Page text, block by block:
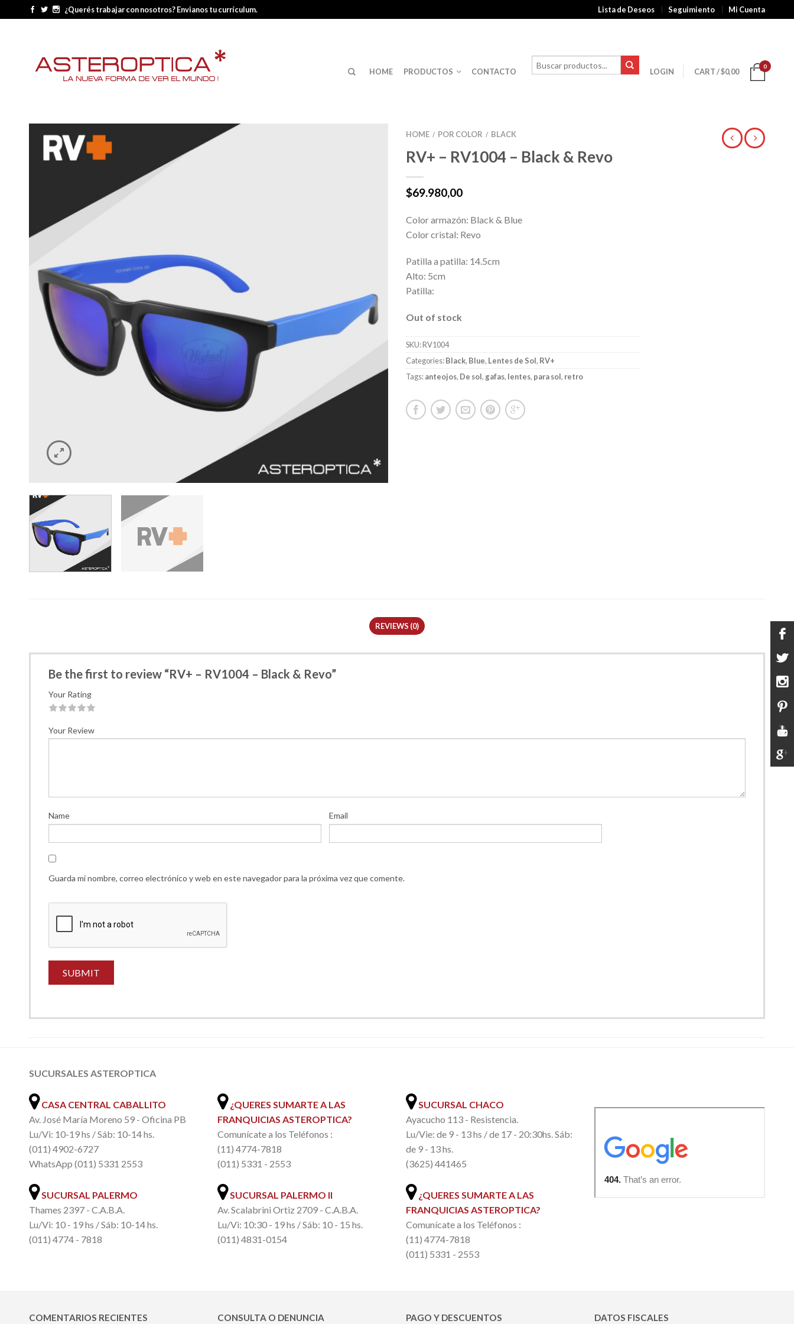
¿Querés trabajar con nosotros? Envianos tu currículum. Lista de Deseos Seguimiento Mi Cuenta
HOME PRODUCTOS CONTACTO LOGIN CART/$0,00
0
HOME / POR COLOR / BLACK
RV+ – RV1004 – Black & Revo
$69.980,00
Color armazón: Black & Blue
Color cristal: Revo
Patilla a patilla: 14.5cm
Alto: 5cm
Patilla:
Out of stock
SKU:RV1004
Categories:Black, Blue, Lentes de Sol, RV+
Tags:anteojos, De sol, gafas, lentes, para sol, retro
REVIEWS (0)
Be the first to review “RV+ – RV1004 – Black & Revo”
Your Rating
Your Review
Name Email
Guarda mi nombre, correo electrónico y web en este navegador para la próxima vez que comente.
SUCURSALES ASTEROPTICA
CASA CENTRAL CABALLITO
Av. José María Moreno 59 - Oficina PB
Lu/Vi: 10-19 hs / Sáb: 10-14 hs.
(011) 4902-6727
WhatsApp (011) 5331 2553
SUCURSAL PALERMO
Thames 2397 - C.A.B.A.
Lu/Vi: 10 - 19 hs / Sáb: 10-14 hs.
(011) 4774 - 7818
¿QUERES SUMARTE A LAS
FRANQUICIAS ASTEROPTICA?
Comunícate a los Teléfonos :
(11) 4774-7818
(011) 5331 - 2553
SUCURSAL PALERMO II
Av. Scalabrini Ortiz 2709 - C.A.B.A.
Lu/Vi: 10:30 - 19 hs / Sáb: 10 - 15 hs.
(011) 4831-0154
SUCURSAL CHACO
Ayacucho 113 - Resistencia.
Lu/Vie: de 9 - 13 hs / de 17 - 20:30hs. Sáb:
de 9 - 13 hs.
(3625) 441465
¿QUERES SUMARTE A LAS
FRANQUICIAS ASTEROPTICA?
Comunícate a los Teléfonos :
(11) 4774-7818
(011) 5331 - 2553
COMENTARIOS RECIENTES CONSULTA O DENUNCIA PAGO Y DESCUENTOS DATOS FISCALES